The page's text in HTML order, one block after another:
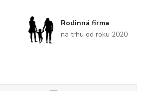
Rodinná firma
na trhu od roku 2020